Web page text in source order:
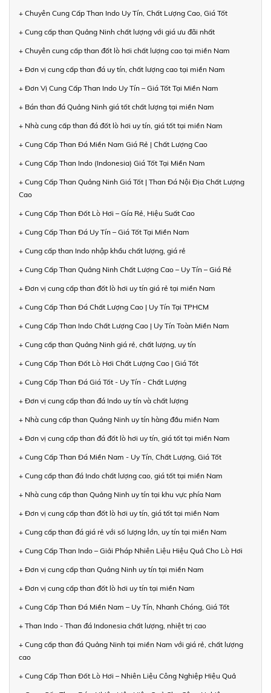
+ Chuyên Cung Cấp Than Indo Uy Tín, Chất Lượng Cao, Giá Tốt
+ Cung cấp than Quảng Ninh chất lượng với giá ưu đãi nhất
+ Chuyên cung cấp than đốt lò hơi chất lượng cao tại miền Nam
+ Đơn vị cung cấp than đá uy tín, chất lượng cao tại miền Nam
+ Đơn Vị Cung Cấp Than Indo Uy Tín – Giá Tốt Tại Miền Nam
+ Bán than đá Quảng Ninh giá tốt chất lượng tại miền Nam
+ Nhà cung cấp than đá đốt lò hơi uy tín, giá tốt tại miền Nam
+ Cung Cấp Than Đá Miền Nam Giá Rẻ | Chất Lượng Cao
+ Cung Cấp Than Indo (Indonesia) Giá Tốt Tại Miền Nam
+ Cung Cấp Than Quảng Ninh Giá Tốt | Than Đá Nội Địa Chất Lượng
Cao
+ Cung Cấp Than Đốt Lò Hơi – Gía Rẻ, Hiệu Suất Cao
+ Cung Cấp Than Đá Uy Tín – Giá Tốt Tại Miền Nam
+ Cung cấp than Indo nhập khẩu chất lượng, giá rẻ
+ Cung Cấp Than Quảng Ninh Chất Lượng Cao – Uy Tín – Giá Rẻ
+ Đơn vị cung cấp than đốt lò hơi uy tín giá rẻ tại miền Nam
+ Cung Cấp Than Đá Chất Lượng Cao | Uy Tín Tại TPHCM
+ Cung Cấp Than Indo Chất Lượng Cao | Uy Tín Toàn Miền Nam
+ Cung cấp than Quảng Ninh giá rẻ, chất lượng, uy tín
+ Cung Cấp Than Đốt Lò Hơi Chất Lượng Cao | Giá Tốt
+ Cung Cấp Than Đá Giá Tốt - Uy Tín - Chất Lượng
+ Đơn vị cung cấp than đá Indo uy tín và chất lượng
+ Nhà cung cấp than Quảng Ninh uy tín hàng đầu miền Nam
+ Đơn vị cung cấp than đá đốt lò hơi uy tín, giá tốt tại miền Nam
+ Cung Cấp Than Đá Miền Nam - Uy Tín, Chất Lượng, Giá Tốt
+ Cung cấp than đá Indo chất lượng cao, giá tốt tại miền Nam
+ Nhà cung cấp than Quảng Ninh uy tín tại khu vực phía Nam
+ Đơn vị cung cấp than đốt lò hơi uy tín, giá tốt tại miền Nam
+ Cung cấp than đá giá rẻ với số lượng lớn, uy tín tại miền Nam
+ Cung Cấp Than Indo – Giải Pháp Nhiên Liệu Hiệu Quả Cho Lò Hơi
+ Đơn vị cung cấp than Quảng Ninh uy tín tại miền Nam
+ Đơn vị cung cấp than đốt lò hơi uy tín tại miền Nam
+ Cung Cấp Than Đá Miền Nam – Uy Tín, Nhanh Chóng, Giá Tốt
+ Than Indo - Than đá Indonesia chất lượng, nhiệt trị cao
+ Cung cấp than đá Quảng Ninh tại miền Nam với giá rẻ, chất lượng
cao
+ Cung Cấp Than Đốt Lò Hơi – Nhiên Liệu Công Nghiệp Hiệu Quả